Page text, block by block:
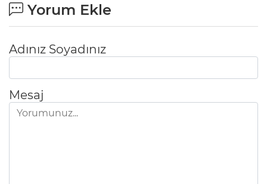
Yorum Ekle
Adınız Soyadınız
Mesaj